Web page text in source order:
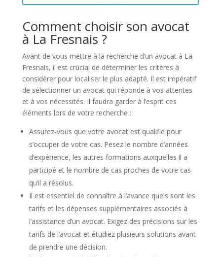
Comment choisir son avocat
à La Fresnais ?
Avant de vous mettre à la recherche d’un avocat à La
Fresnais, il est crucial de déterminer les critères à
considérer pour localiser le plus adapté. Il est impératif
de sélectionner un avocat qui réponde à vos attentes
et à vos nécessités. Il faudra garder à l’esprit ces
éléments lors de votre recherche :
Assurez-vous que votre avocat est qualifié pour
s’occuper de votre cas. Pesez le nombre d’années
d’expérience, les autres formations auxquelles il a
participé et le nombre de cas proches de votre cas
qu’il a résolus.
Il est essentiel de connaître à l’avance quels sont les
tarifs et les dépenses supplémentaires associés à
l’assistance d’un avocat. Exigez des précisions sur les
tarifs de l’avocat et étudiez plusieurs solutions avant
de prendre une décision.